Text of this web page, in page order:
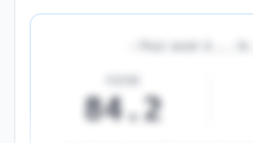
Pour avoir à
84.2